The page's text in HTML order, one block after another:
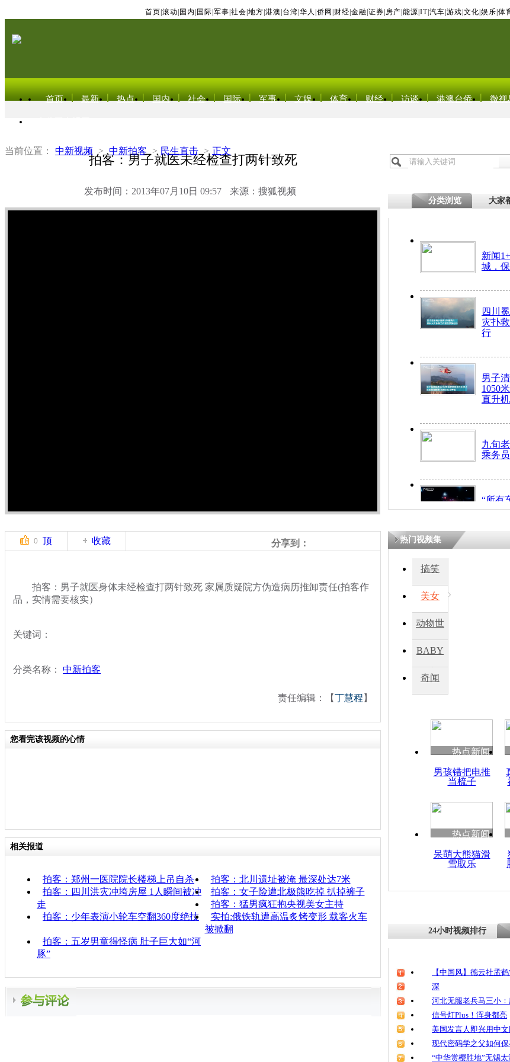
首页 滚动 国内 国际 军事 社会 地方 港澳 台湾 华人 侨网 财经 金融 证券 房产 能源 IT| 汽车 游戏 文化 娱乐 体
首页 最新 热点 国内 社会 国际 军事 文娱 体育 财经 访谈 港澳台侨 微视
当前位置： 中新视频 > 中新拍客 > 民生直击 > 正文
拍客：男子就医未经检查打两针致死
发布时间：2013年07月10日 09:57 来源：搜狐视频
分类浏览 大家
新闻
城，
四川
灾扑
行
男子
1050
直升
九旬
乘务
“所有
开！”
四川
度苗
清明
男子
0 顶 收藏 分享到：
拍客：男子就医身体未经检查打两针致死 家属质疑院方伪造病历推卸责任(拍客作
品，实情需要核实）
关键词：
分类名称： 中新拍客
责任编辑：【丁慧程 】
您看完该视频的心情
相关报道
拍客：郑州一医院院长楼梯上吊自杀
拍客：北川遗址被淹 最深处达7米
拍客：四川洪灾冲垮房屋 1人瞬间被冲
走
拍客：女子险遭北极熊吃掉 扒掉裤子
拍客：猛男疯狂抱央视美女主持
拍客：少年表演小轮车空翻360度绝技
实拍:俄铁轨遭高温炙烤变形 载客火车
被掀翻
拍客：五岁男童得怪病 肚子巨大如“河
豚”
热门视频集
搞笑
美女
动物世
BABY
秀
奇闻
热点新闻
男孩错把电推
当梳子
热点新闻
呆萌大熊猫滑
雪取乐
24小时视频排行
【中国风】德云社孟
深
河北无腿老兵马三小
信号灯Plus！浑身都亮
美国发言人即兴用中
现代密码学之父如何
“中华赏樱胜地”无锡